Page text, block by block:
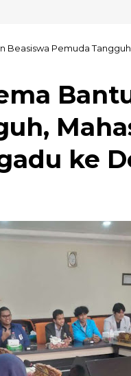
Beasiswa Pemuda
ke